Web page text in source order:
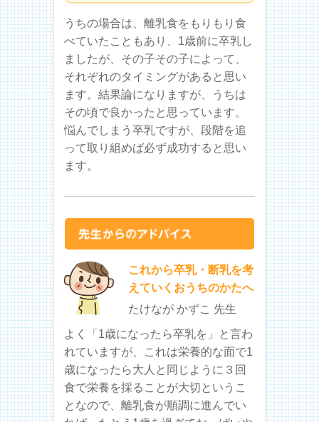
うちの場合は、離乳食をもりもり食
べていたこともあり、1歳前に卒乳し
ましたが、その子その子によって、
それぞれのタイミングがあると思い
ます。結果論になりますが、うちは
その頃で良かったと思っています。
悩んでしまう卒乳ですが、段階を追
って取り組めば必ず成功すると思い
ます。
これから卒乳・断乳を考
えていくおうちのかたへ
たけなが かずこ 先生
よく「1歳になったら卒乳を」と言わ
れていますが、これは栄養的な面で1
歳になったら大人と同じように３回
食で栄養を採ることが大切というこ
となので、離乳食が順調に進んでい